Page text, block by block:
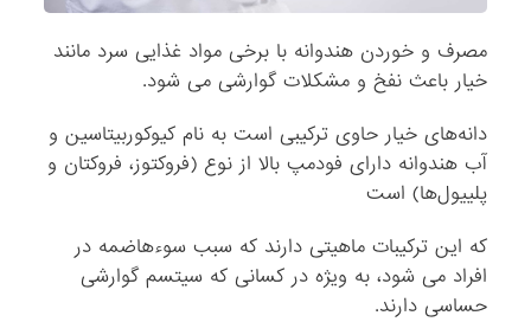
مصرف و خوردن هندوانه با برخی مواد غذایی سرد مانند
خیار باعث نفخ و مشکلات گوارشی می شود.
دانه‌های خیار حاوی ترکیبی است به نام کیوکوربیتاسین و
آب هندوانه دارای فودمپ بالا از نوع (فروکتوز، فروکتان و
پلییول‌ها) است
که این ترکیبات ماهیتی دارند که سبب سوءهاضمه در
افراد می شود، به ویژه در کسانی که سیتسم گوارشی
حساسی دارند.